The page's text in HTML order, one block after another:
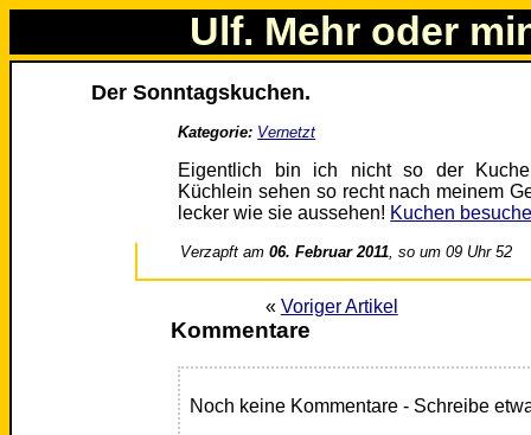
Ulf. Mehr oder
Der Sonntagskuchen.
Kategorie: Vernetzt
Eigentlich bin ich nicht so der
Küchlein sehen so recht nach meinem
lecker wie sie aussehen! Kuchen
Verzapft am06. Februar 2011, so um 09 Uhr 52
« Voriger Artikel
Kommentare
Noch keine Kommentare - Schreibe